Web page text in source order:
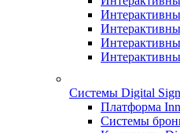
Системы Digital
Платформа
Системы